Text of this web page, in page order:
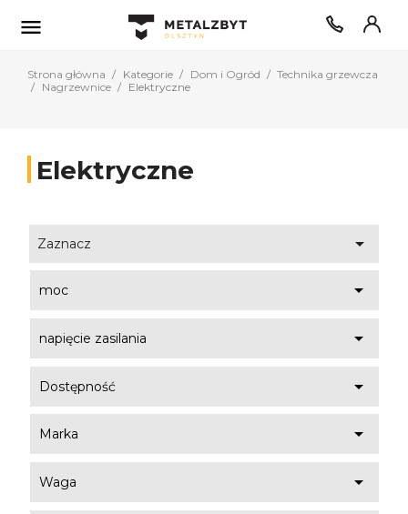

Strona główna Kategorie Dom i Ogród
Technika grzewcza
Nagrzewnice
Elektryczne
Elektryczne
Zaznacz 
moc 
napięcie zasilania 
Dostępność 
Marka 
Waga 